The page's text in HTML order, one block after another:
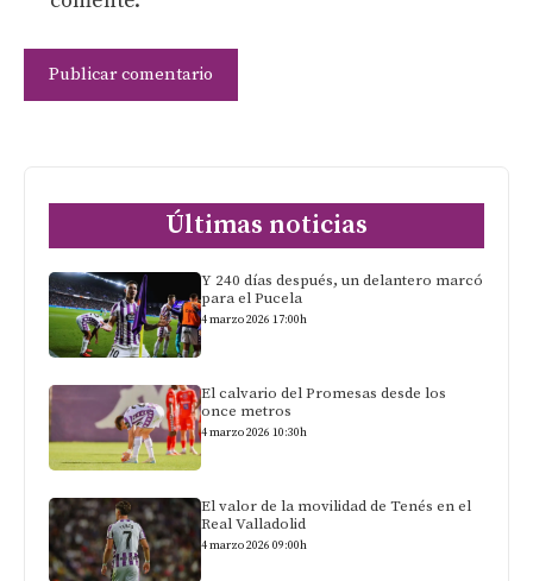
Últimas noticias
Y 240 días después, un delantero marcó
para el Pucela
4 marzo 2026 17:00h
El calvario del Promesas desde los
once metros
4 marzo 2026 10:30h
El valor de la movilidad de Tenés en el
Real Valladolid
4 marzo 2026 09:00h